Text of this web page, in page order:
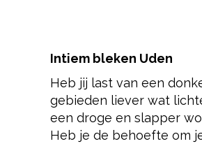
Intiem bleken Uden
Heb jij last van een
gebieden liever wat
een droge en slapper
Heb je de behoefte om